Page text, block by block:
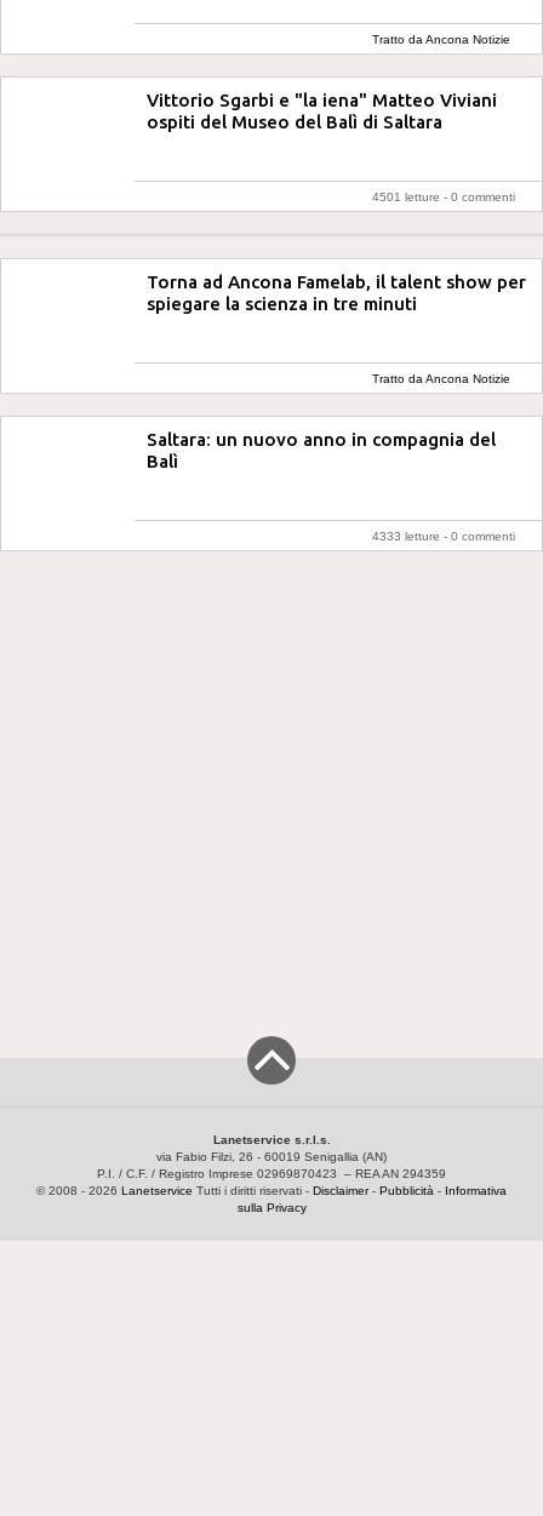
Tratto da Ancona Notizie
Vittorio Sgarbi e "la iena" Matteo Viviani
ospiti del Museo del Balì di Saltara
4501 letture - 0 commenti
Torna ad Ancona Famelab, il talent show per
spiegare la scienza in tre minuti
Tratto da Ancona Notizie
Saltara: un nuovo anno in compagnia del
Balì
4333 letture - 0 commenti
Lanetservice s.r.l.s.
via Fabio Filzi, 26 - 60019 Senigallia (AN)
P.I. / C.F. / Registro Imprese 02969870423 – REA AN 294359
© 2008 - 2026 Lanetservice Tutti i diritti riservati - Disclaimer- Pubblicità - Informativa
sulla Privacy